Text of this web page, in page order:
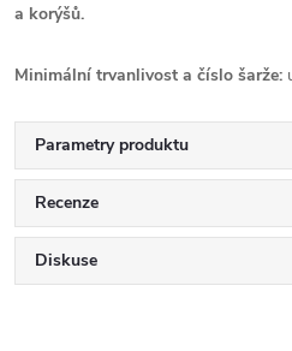
a korýšů.
Minimální trvanlivost a číslo šarže:
Parametry produktu
Recenze
Diskuse